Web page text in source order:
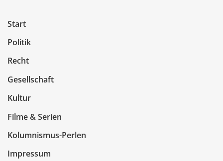
Start
Politik
Recht
Gesellschaft
Kultur
Filme & Serien
Kolumnismus-Perlen
Impressum